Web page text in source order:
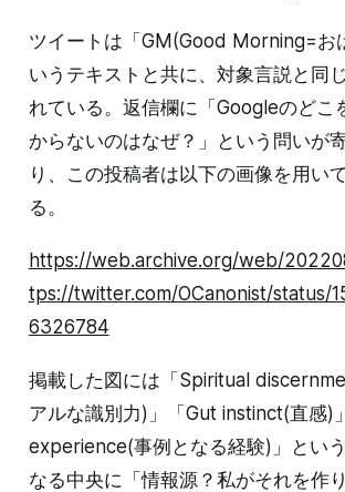
ツイートは「GM(Good Morning=お
いうテキストと共に、対象言説と同
れている。返信欄に「Googleのどこ
からないのはなぜ？」という問いが
り、この投稿者は以下の画像を用い
る。
https://web.archive.org/web/
tps://twitter.com/OCanonist/status/
6326784
掲載した図には「Spiritual
アルな識別力)」「Gut instinct(直感)
experience(事例となる経験)」とい
なる中央に「情報源？私がそれを作